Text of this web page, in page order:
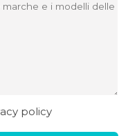
e i modelli delle
policy